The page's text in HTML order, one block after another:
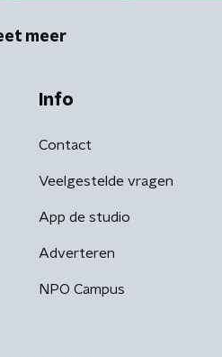
meer
Info
Contact
Veelgestelde vragen
App de studio
Adverteren
NPO Campus